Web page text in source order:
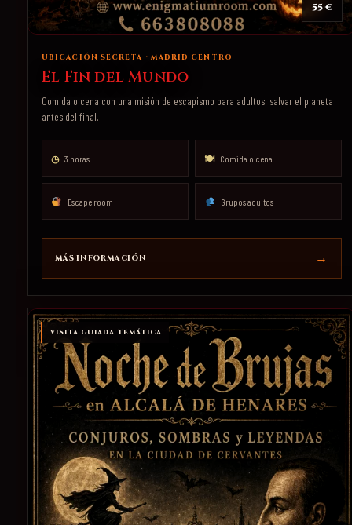
55 €
UBICACIÓN SECRETA · MADRID CENTRO
El Fin del Mundo
Comida o cena con una misión de escapismo para adultos: salvar el planeta
antes del final.
◷ 3 horas 🍽 Comida o cena
Escape room Grupos adultos
MÁS INFORMACIÓN
VISITA GUIADA TEMÁTICA